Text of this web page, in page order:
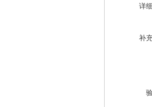
详
补